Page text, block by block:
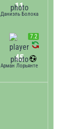
11
Даниэль Болока
7.2
45
Арман Лорьянте